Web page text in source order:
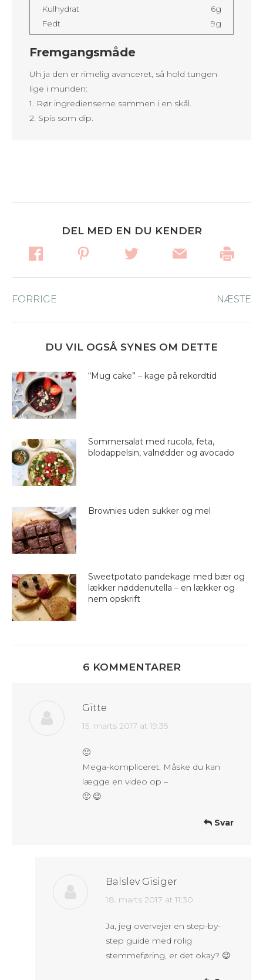
Kulhydrat
6g
Fedt
9g
Fremgangsmåde
Uh ja den er rimelig avanceret, så hold tungen
lige i munden:
1. Rør ingredienserne sammen i en skål.
2. Spis som dip.
DEL MED EN DU KENDER
navigation
FORRIGE NÆSTE
DU VIL OGSÅ SYNES OM DETTE
“Mug cake” – kage på rekordtid
Sommersalat med rucola, feta,
blodappelsin, valnødder og avocado
Brownies uden sukker og mel
Sweetpotato pandekage med bær og
lækker nøddenutella – en lækker og
nem opskrift
6 KOMMENTARER
Gitte
says:
15. marts 2017 at 19:35
🙂
Mega-kompliceret. Måske du kan
lægge en video op –
🙂 😉
Svar
Balslev Gisiger
says:
18. marts 2017 at 11:30
Ja, jeg overvejer en step-by-
step guide med rolig
stemmeføring, er det okay? 😉